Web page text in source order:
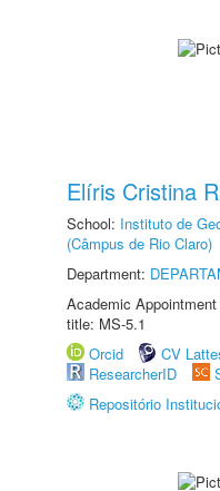
Elíris Cristina
School: Instituto de
(Câmpus de Rio Claro)
Department:
Academic
title: MS-5.1
Orcid
CV
ResearcherID
Repositório